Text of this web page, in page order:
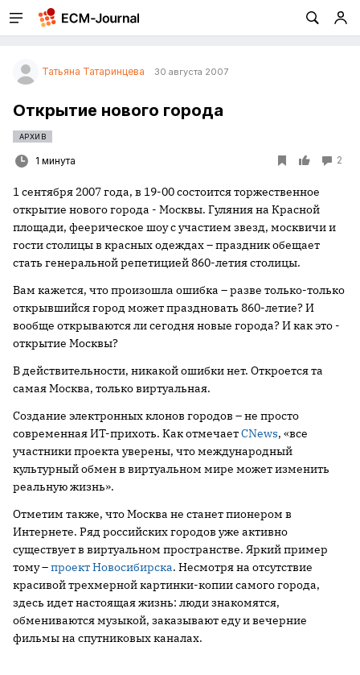
Татьяна Татаринцева 30 августа 2007
Открытие нового города
АРХИВ
1 минута 2
1 сентября 2007 года, в 19-00 состоится торжественное
открытие нового города - Москвы. Гуляния на Красной
площади, феерическое шоу с участием звезд, москвичи и
гости столицы в красных одеждах – праздник обещает
стать генеральной репетицией 860-летия столицы.
Вам кажется, что произошла ошибка – разве только-только
открывшийся город может праздновать 860-летие? И
вообще открываются ли сегодня новые города? И как это -
открытие Москвы?
В действительности, никакой ошибки нет. Откроется та
самая Москва, только виртуальная.
Создание электронных клонов городов – не просто
современная ИТ-прихоть. Как отмечаетCNews, «все
участники проекта уверены, что международный
культурный обмен в виртуальном мире может изменить
реальную жизнь».
Отметим также, что Москва не станет пионером в
Интернете. Ряд российских городов уже активно
существует в виртуальном пространстве. Яркий пример
тому –проект Новосибирска. Несмотря на отсутствие
красивой трехмерной картинки-копии самого города,
здесь идет настоящая жизнь: люди знакомятся,
обмениваются музыкой, заказывают еду и вечерние
фильмы на спутниковых каналах.